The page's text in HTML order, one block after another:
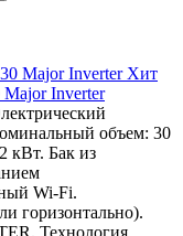
Хит
Major Inverter
объем: 30
кВт. Бак из
Wi-Fi.
горизонтально).